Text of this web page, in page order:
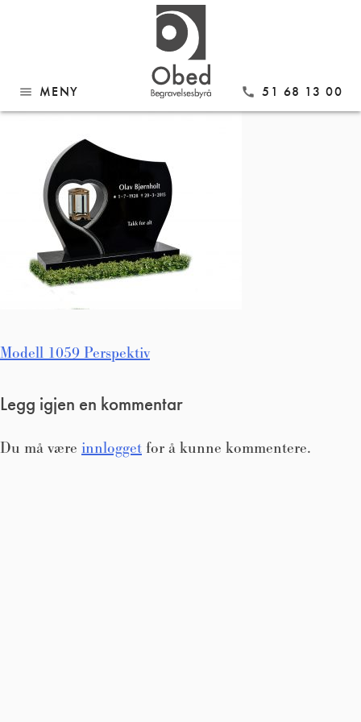
menu MENY call 51 68 13 00
Modell 1059 Perspektiv
Innleggsnavigasjon
Modell 1059 Perspektiv
Legg igjen en kommentar
Du må være innlogget for å kunne kommentere.